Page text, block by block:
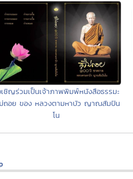
ชิญร่วมเป็นเจ้าภาพพิมพ์หนังสือธรรมะ
ถอย ของ หลวงตามหาบัว ญาณสัมปัน
โน